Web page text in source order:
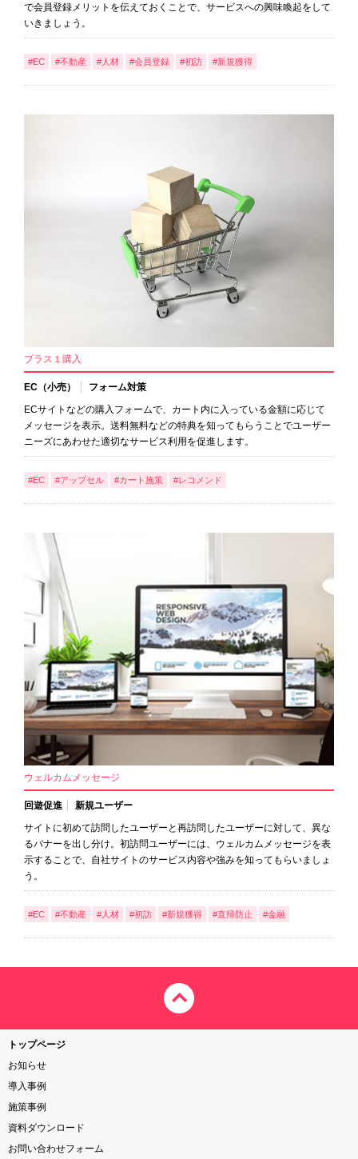
で会員登録メリットを伝えておくことで、サービスへの興味喚起をして
いきましょう。
#EC #不動産 #人材 #会員登録 #初訪 #新規獲得
プラス１購入
EC（小売）
フォーム対策
ECサイトなどの購入フォームで、カート内に入っている金額に応じて
メッセージを表示。送料無料などの特典を知ってもらうことでユーザー
ニーズにあわせた適切なサービス利用を促進します。
#EC #アップセル #カート施策 #レコメンド
ウェルカムメッセージ
回遊促進
新規ユーザー
サイトに初めて訪問したユーザーと再訪問したユーザーに対して、異な
るバナーを出し分け。初訪問ユーザーには、ウェルカムメッセージを表
示することで、自社サイトのサービス内容や強みを知ってもらいましょ
う。
#EC #不動産 #人材 #初訪 #新規獲得 #直帰防止 #金融
トップページ
お知らせ
導入事例
施策事例
資料ダウンロード
お問い合わせフォーム